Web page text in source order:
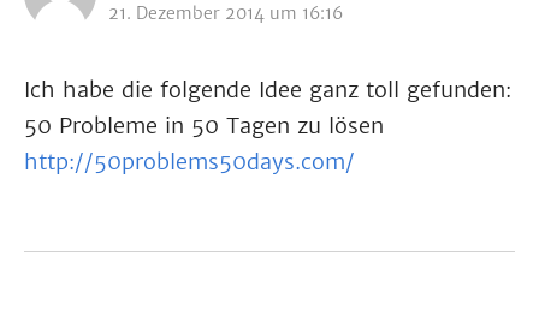
21. Dezember 2014 um 16:16
Ich habe die folgende Idee ganz toll gefunden:
50 Probleme in 50 Tagen zu lösen
http://50problems50days.com/